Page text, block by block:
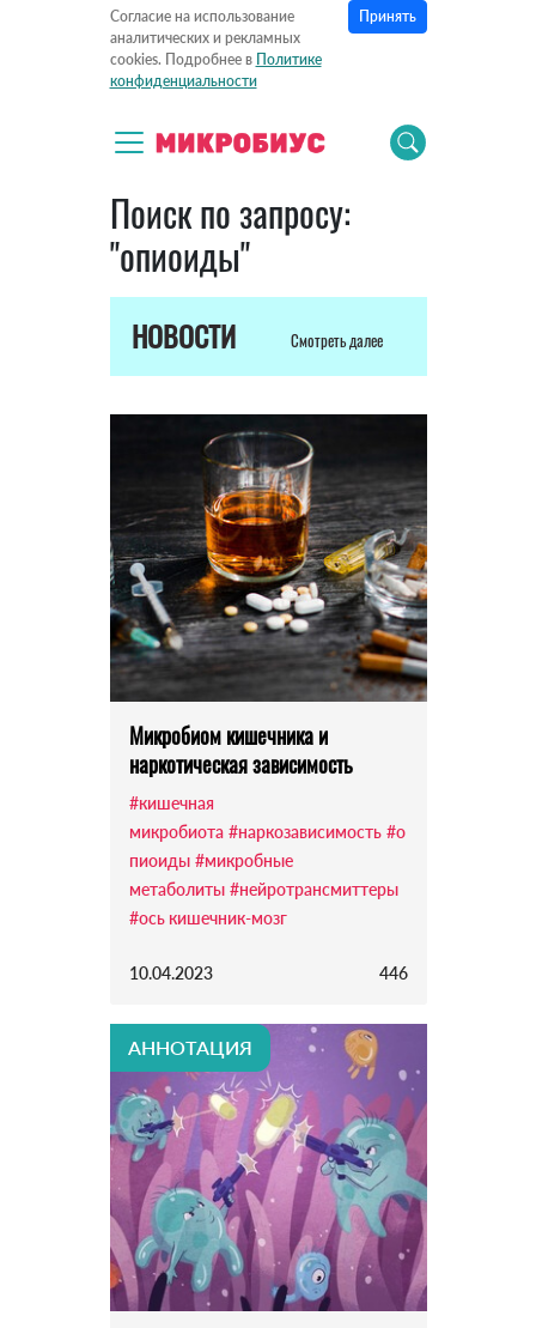
Согласие на использование
аналитических и рекламных
cookies. Подробнее в Политике
конфиденциальности
Принять
Поиск по запросу:
"опиоиды"
НОВОСТИ Смотреть далее
Микробиом кишечника и
наркотическая зависимость
#кишечная
микробиота #наркозависимость #о
пиоиды #микробные
метаболиты #нейротрансмиттеры
#ось кишечник-мозг
10.04.2023 446
АННОТАЦИЯ